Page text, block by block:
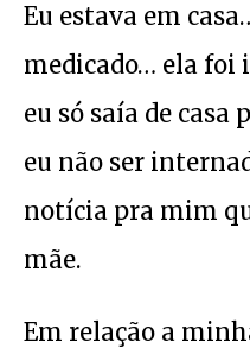
Eu estava em
medicado… ela foi
eu só saía de
eu não ser
notícia pra mim
mãe.
Em relação a